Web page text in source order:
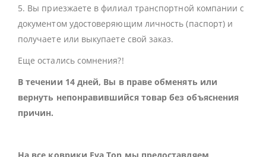
5. Вы приезжаете в филиал транспортной компании с
документом удостоверяющим личность (паспорт) и
получаете или выкупаете свой заказ.
Еще остались сомнения?!
В течении 14 дней, Вы в праве обменять или
вернуть непонравившийся товар без объяснения
причин.